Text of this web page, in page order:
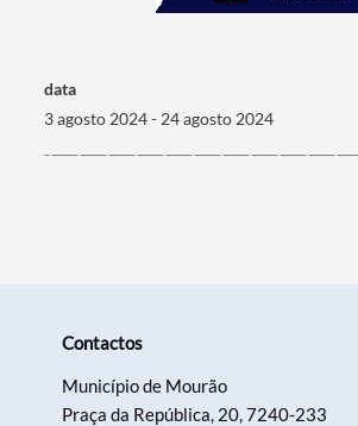
Termo de Pesquisa
Filtros
data
3 agosto 2024 - 24 agosto 2024
Contactos
Município de Mourão
Praça da República, 20, 7240-233